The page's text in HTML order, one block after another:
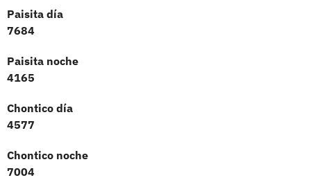
Paisita día
7684
Paisita noche
4165
Chontico día
4577
Chontico noche
7004